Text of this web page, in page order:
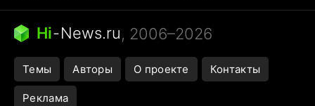
Бензин 100 vs 95
Тунцы в океанариуме
Следующая пандемия
Hi-News.ru, 2006–2026
Темы Авторы О проекте Контакты
Реклама